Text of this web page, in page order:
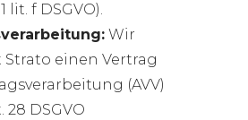
lit. f DSGVO).
Wir
einen Vertrag
(AVV)
28 DSGVO